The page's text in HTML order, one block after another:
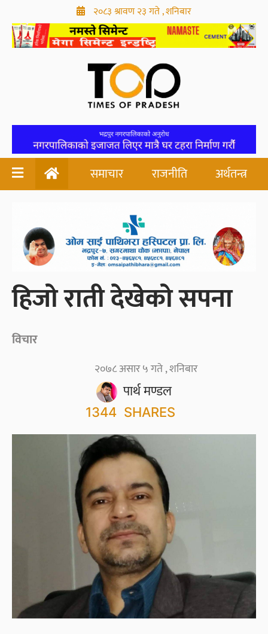
२०८३ श्रावण २३ गते , शनिबार
समाचार राजनीति अर्थतन्त्र
हिजो राती देखेको सपना
विचार
पार्थ मण्डल
२०७८ असार ५ गते , शनिबार
1344 SHARES